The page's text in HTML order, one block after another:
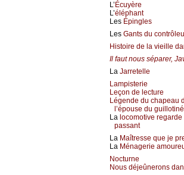
L’ Écuyère
L’éléphant
Les Épingles
Les Gants du
Histoire de la vieille
Il faut nous séparer,
La Jarretelle
Lampisterie
Leçon de lecture
Légende du chapeau
l’épouse du guillotiné
La locomotive
passant
La Maîtresse que je
La Ménagerie
Nocturne
Nous déjeûnerons